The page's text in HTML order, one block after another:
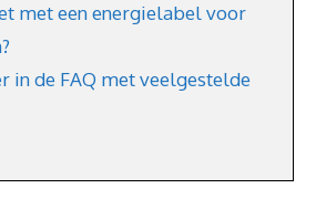
met een energielabel voor
in de FAQ met veelgestelde